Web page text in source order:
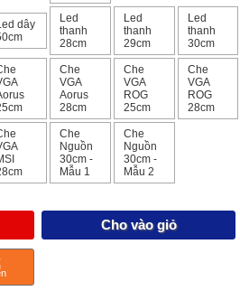
dây
Led
thanh
28cm
Led
thanh
29cm
Led
thanh
30cm
Che
VGA
Aorus
28cm
Che
VGA
ROG
25cm
Che
VGA
ROG
28cm
Che
Nguồn
30cm -
Mẫu 1
Che
Nguồn
30cm -
Mẫu 2
Cho vào giỏ